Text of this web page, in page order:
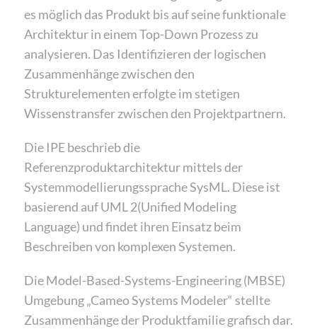
es möglich das Produkt bis auf seine funktionale
Architektur in einem Top-Down Prozess zu
analysieren. Das Identifizieren der logischen
Zusammenhänge zwischen den
Strukturelementen erfolgte im stetigen
Wissenstransfer zwischen den Projektpartnern.
Die IPE beschrieb die
Referenzproduktarchitektur mittels der
Systemmodellierungssprache SysML. Diese ist
basierend auf UML 2(Unified Modeling
Language) und findet ihren Einsatz beim
Beschreiben von komplexen Systemen.
Die Model-Based-Systems-Engineering (MBSE)
Umgebung „Cameo Systems Modeler“ stellte
Zusammenhänge der Produktfamilie grafisch dar.